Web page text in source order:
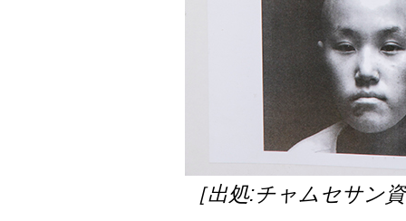
［出処:チャムセサン